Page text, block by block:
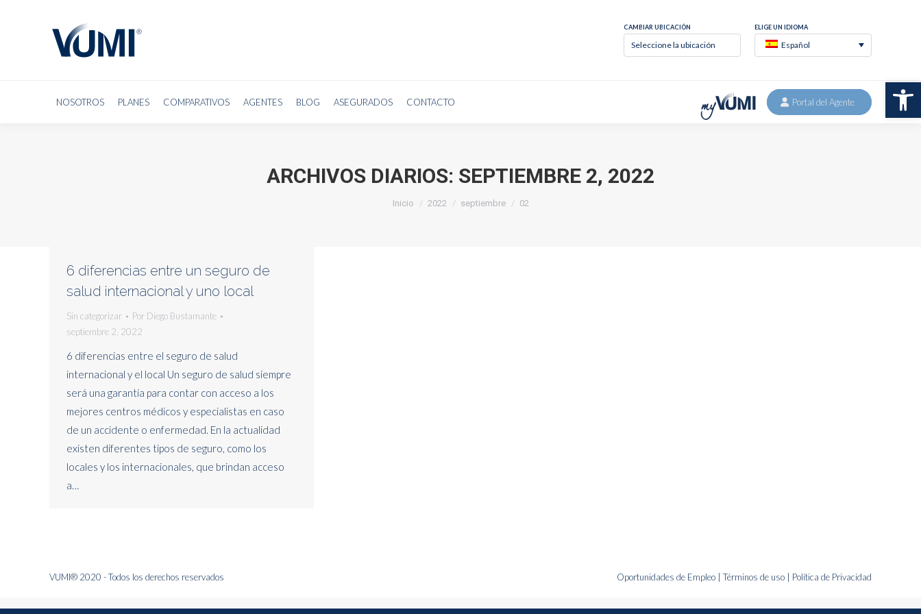
Seleccione la ubicación Español
NOSOTROS PLANES COMPARATIVOS AGENTES BLOG ASEGURADOS CONTACTO
ARCHIVOS DIARIOS: SEPTIEMBRE 2, 2022
Estás aquí:
Inicio 2022 septiembre 02
6 diferencias entre un seguro de
salud internacional y uno local
Sin categorizar Por Diego Bustamante
septiembre 2, 2022
6 diferencias entre el seguro de salud
internacional y el local Un seguro de salud siempre
será una garantía para contar con acceso a los
mejores centros médicos y especialistas en caso
de un accidente o enfermedad. En la actualidad
existen diferentes tipos de seguro, como los
locales y los internacionales, que brindan acceso
a…
VUMI® 2020 - Todos los derechos reservados Oportunidades de Empleo | Términos de uso | Política de Privacidad